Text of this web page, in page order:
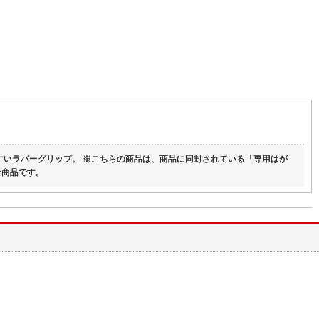
ラバーグリップ。 ※こちらの商品は、商品に同封されている「専用はが
品です。